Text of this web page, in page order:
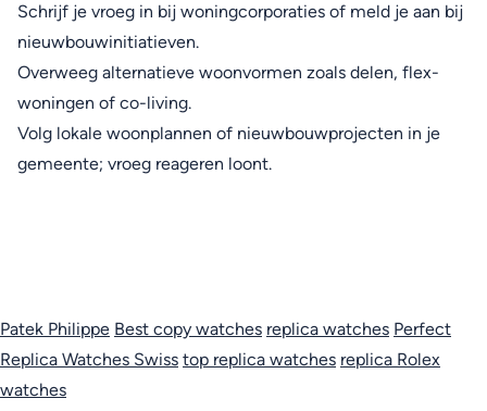
Schrijf je vroeg in bij woningcorporaties of meld je aan bij
nieuwbouwinitiatieven.
Overweeg alternatieve woonvormen zoals delen, flex-
woningen of co-living.
Volg lokale woonplannen of nieuwbouwprojecten in je
gemeente; vroeg reageren loont.
Patek Philippe Best copy watches replica watches Perfect
Replica Watches Swiss top replica watches replica Rolex
watches